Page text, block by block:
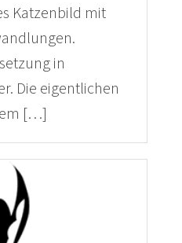
Katzenbild mit
in
Die eigentlichen
[…]